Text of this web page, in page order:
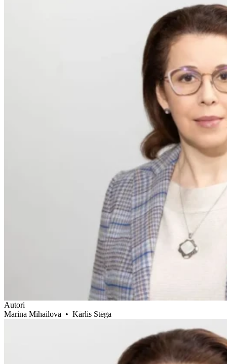
Autori
Marina Mihailova • Kārlis Stēga